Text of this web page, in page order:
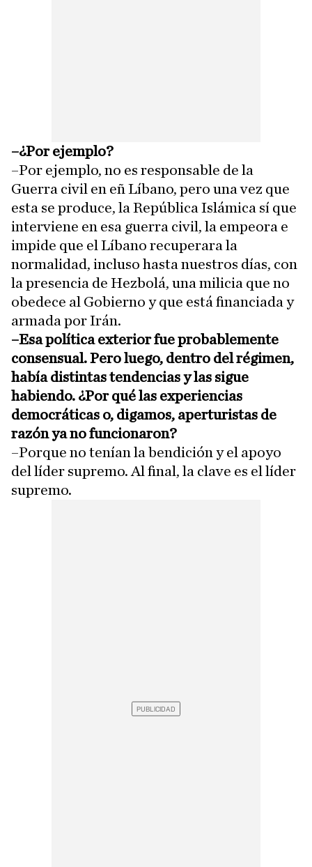
–¿Por ejemplo?
–Por ejemplo, no es responsable de la
Guerra civil en eñ Líbano, pero una vez que
esta se produce, la República Islámica sí que
interviene en esa guerra civil, la empeora e
impide que el Líbano recuperara la
normalidad, incluso hasta nuestros días, con
la presencia de Hezbolá, una milicia que no
obedece al Gobierno y que está financiada y
armada por Irán.
–Esa política exterior fue probablemente
consensual. Pero luego, dentro del régimen,
había distintas tendencias y las sigue
habiendo. ¿Por qué las experiencias
democráticas o, digamos, aperturistas de
razón ya no funcionaron?
–Porque no tenían la bendición y el apoyo
del líder supremo. Al final, la clave es el líder
supremo.